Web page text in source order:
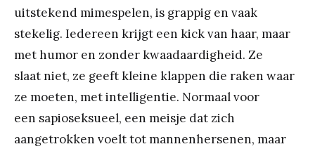
uitstekend mimespelen, is grappig en vaak
stekelig. Iedereen krijgt een kick van haar, maar
met humor en zonder kwaadaardigheid. Ze
slaat niet, ze geeft kleine klappen die raken waar
ze moeten, met intelligentie. Normaal voor
een sapioseksueel, een meisje dat zich
aangetrokken voelt tot mannenhersenen, maar